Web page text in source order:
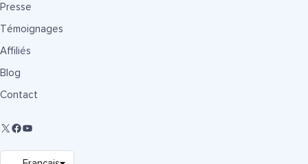
Presse
Témoignages
Affiliés
Blog
Contact